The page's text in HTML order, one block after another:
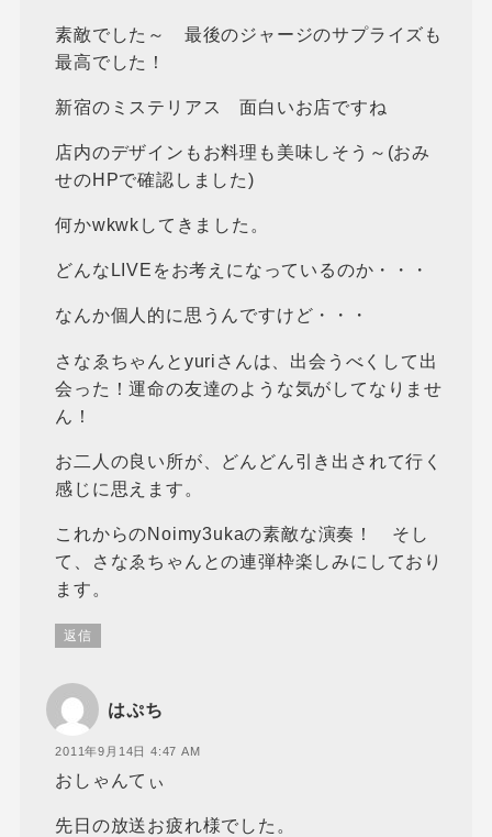
素敵でした～ 最後のジャージのサプライズも
最高でした！
新宿のミステリアス 面白いお店ですね
店内のデザインもお料理も美味しそう～(おみ
せのHPで確認しました)
何かwkwkしてきました。
どんなLIVEをお考えになっているのか・・・
なんか個人的に思うんですけど・・・
さなゑちゃんとyuriさんは、出会うべくして出
会った！運命の友達のような気がしてなりませ
ん！
お二人の良い所が、どんどん引き出されて行く
感じに思えます。
これからのNoimy3ukaの素敵な演奏！ そし
て、さなゑちゃんとの連弾枠楽しみにしており
ます。
返信
はぷち
2011年9月14日 4:47 AM
おしゃんてぃ
先日の放送お疲れ様でした。